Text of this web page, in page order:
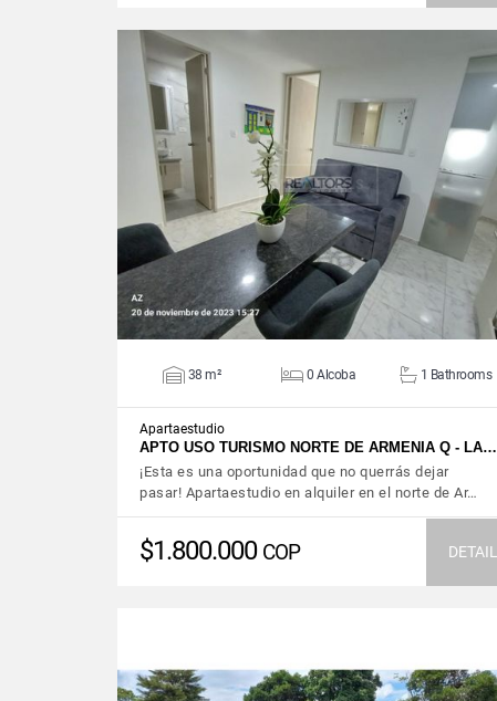
VIEW DETAILS
38 m² 0 Alcoba 1 Bathrooms
Apartaestudio
APTO USO TURISMO NORTE DE ARMENIA Q - LA…
¡Esta es una oportunidad que no querrás dejar
pasar! Apartaestudio en alquiler en el norte de Ar…
$1.800.000 COP DETAIL